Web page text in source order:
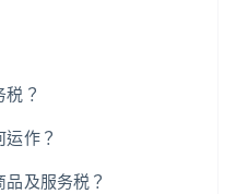
？
作？
及服务税？